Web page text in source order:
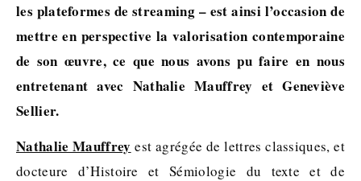
les plateformes de streaming – est ainsi l’occasion de
mettre en perspective la valorisation contemporaine
de son œuvre, ce que nous avons pu faire en nous
entretenant avec Nathalie Mauffrey et Geneviève
Sellier.
Nathalie Mauffrey est agrégée de lettres classiques, et
docteure d’Histoire et Sémiologie du texte et de